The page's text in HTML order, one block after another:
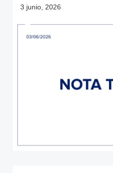
3 junio, 2026